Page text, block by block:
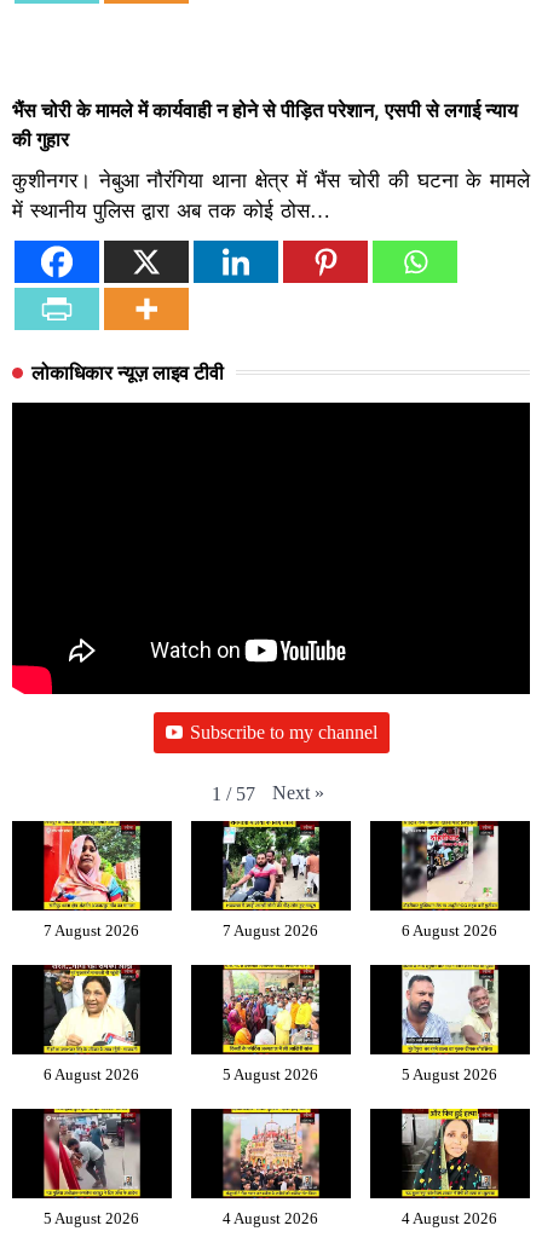
भैंस चोरी के मामले में कार्यवाही न होने से पीड़ित परेशान, एसपी से लगाई न्याय
की गुहार
कुशीनगर। नेबुआ नौरंगिया थाना क्षेत्र में भैंस चोरी की घटना के मामले
में स्थानीय पुलिस द्वारा अब तक कोई ठोस…
लोकाधिकार न्यूज़ लाइव टीवी
Subscribe to my channel
1 / 57 Next »
7 August 2026 7 August 2026 6 August 2026
6 August 2026 5 August 2026 5 August 2026
5 August 2026 4 August 2026 4 August 2026